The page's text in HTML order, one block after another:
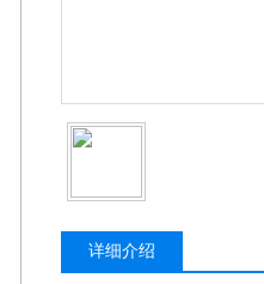
详细介绍